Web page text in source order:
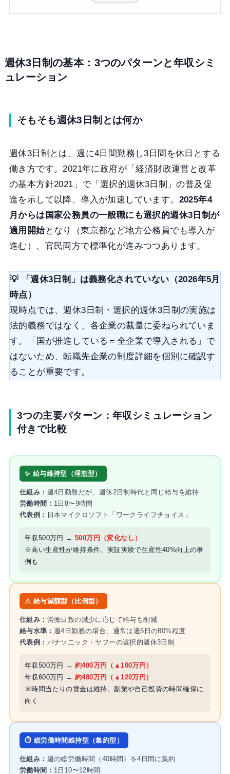
週休3日制の基本：3つのパターンと年収シミ
ュレーション
そもそも週休3日制とは何か
週休3日制とは、週に4日間勤務し3日間を休日とする
働き方です。2021年に政府が「経済財政運営と改革
の基本方針2021」で「選択的週休3日制」の普及促
進を示して以降、導入が加速しています。 2025年4
月からは国家公務員の一般職にも選択的週休3日制が
適用開始となり（東京都など地方公務員でも導入が
進む）、官民両方で標準化が進みつつあります。
💡 「週休3日制」は義務化されていない（2026年5月
時点）
現時点では、週休3日制・選択的週休3日制の実施は
法的義務ではなく、各企業の裁量に委ねられていま
す。「国が推進している＝全企業で導入される」で
はないため、転職先企業の制度詳細を個別に確認す
ることが重要です。
3つの主要パターン：年収シミュレーション
付きで比較
✨ 給与維持型（理想型）
仕組み： 週4日勤務だが、週休2日制時代と同じ給与を維持
労働時間： 1日8〜9時間
代表例： 日本マイクロソフト「ワークライフチョイス」
年収500万円 → 500万円（変化なし）
※高い生産性が維持条件。実証実験で生産性40%向上の事
例も
⚠ 給与減額型（比例型）
仕組み： 労働日数の減少に応じて給与も削減
給与水準： 週4日勤務の場合、通常は週5日の80%程度
代表例： パナソニック・ヤフーの選択的週休3日制
年収500万円 → 約400万円（▲100万円）
年収600万円 → 約480万円（▲120万円）
※時間当たりの賃金は維持。副業や自己投資の時間確保に
向く
⏱ 総労働時間維持型（集約型）
仕組み： 週の総労働時間（40時間）を4日間に集約
労働時間： 1日10〜12時間